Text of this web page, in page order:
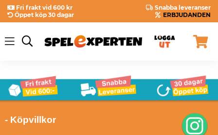
Fri frakt vid 600 kr
Snabba leveranser
Öppet köp 30 dagar
ERBJUDANDEN
- Köpvillkor